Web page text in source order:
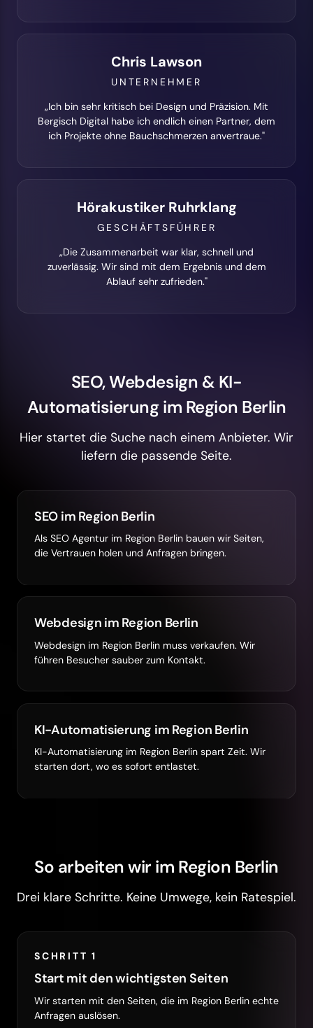
Chris Lawson
UNTERNEHMER
„Ich bin sehr kritisch bei Design und Präzision. Mit
Bergisch Digital habe ich endlich einen Partner, dem
ich Projekte ohne Bauchschmerzen anvertraue."
Hörakustiker Ruhrklang
GESCHÄFTSFÜHRER
„Die Zusammenarbeit war klar, schnell und
zuverlässig. Wir sind mit dem Ergebnis und dem
Ablauf sehr zufrieden."
SEO, Webdesign & KI-
Automatisierung im Region Berlin
Hier startet die Suche nach einem Anbieter. Wir
liefern die passende Seite.
SEO im Region Berlin
Als SEO Agentur im Region Berlin bauen wir Seiten,
die Vertrauen holen und Anfragen bringen.
Webdesign im Region Berlin
Webdesign im Region Berlin muss verkaufen. Wir
führen Besucher sauber zum Kontakt.
KI-Automatisierung im Region Berlin
KI-Automatisierung im Region Berlin spart Zeit. Wir
starten dort, wo es sofort entlastet.
So arbeiten wir im Region Berlin
Drei klare Schritte. Keine Umwege, kein Ratespiel.
SCHRITT 1
Start mit den wichtigsten Seiten
Wir starten mit den Seiten, die im Region Berlin echte
Anfragen auslösen.